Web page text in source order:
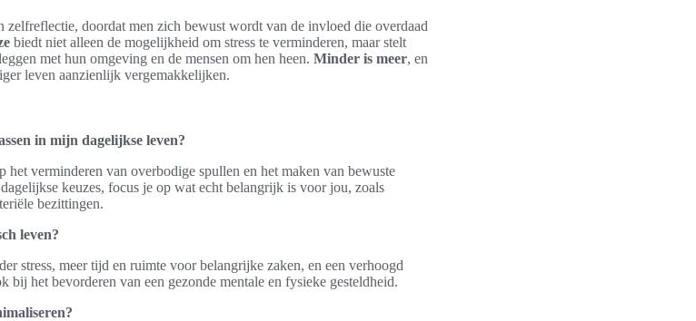
zelfreflectie, doordat men zich bewust wordt van de invloed die overdaad
biedt niet alleen de mogelijkheid om stress te verminderen, maar stelt
met hun omgeving en de mensen om hen heen. Minder is meer, en
leven aanzienlijk vergemakkelijken.
in mijn dagelijkse leven?
verminderen van overbodige spullen en het maken van bewuste
keuzes, focus je op wat echt belangrijk is voor jou, zoals
bezittingen.
leven?
stress, meer tijd en ruimte voor belangrijke zaken, en een verhoogd
het bevorderen van een gezonde mentale en fysieke gesteldheid.